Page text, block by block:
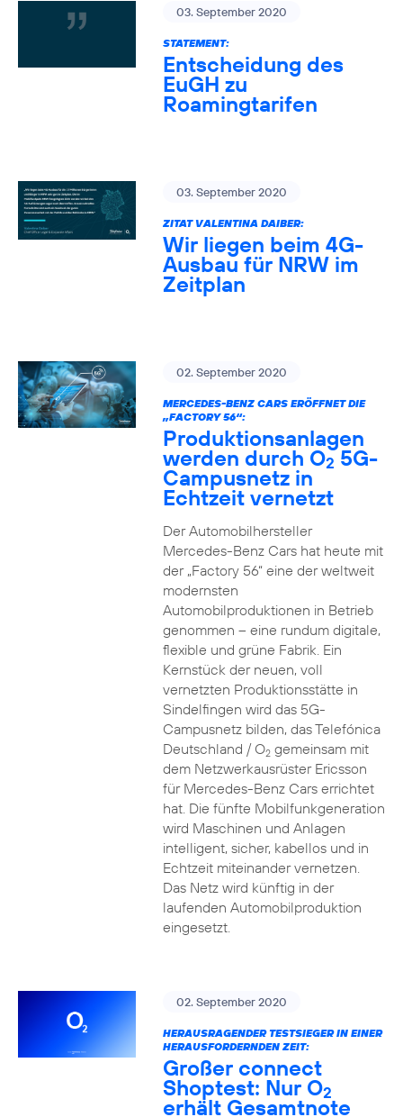
03. September 2020
STATEMENT:
Entscheidung des
EuGH zu
Roamingtarifen
03. September 2020
ZITAT VALENTINA DAIBER:
Wir liegen beim 4G-
Ausbau für NRW im
Zeitplan
02. September 2020
MERCEDES-BENZ CARS ERÖFFNET DIE
„FACTORY 56“:
Produktionsanlagen
werden durch O25G-
Campusnetz in
Echtzeit vernetzt
Der Automobilhersteller
Mercedes-Benz Cars hat heute mit
der „Factory 56“ eine der weltweit
modernsten
Automobilproduktionen in Betrieb
genommen – eine rundum digitale,
flexible und grüne Fabrik. Ein
Kernstück der neuen, voll
vernetzten Produktionsstätte in
Sindelfingen wird das 5G-
Campusnetz bilden, das Telefónica
Deutschland / O2gemeinsam mit
dem Netzwerkausrüster Ericsson
für Mercedes-Benz Cars errichtet
hat. Die fünfte Mobilfunkgeneration
wird Maschinen und Anlagen
intelligent, sicher, kabellos und in
Echtzeit miteinander vernetzen.
Das Netz wird künftig in der
laufenden Automobilproduktion
eingesetzt.
02. September 2020
HERAUSRAGENDER TESTSIEGER IN EINER
HERAUSFORDERNDEN ZEIT:
Großer connect
Shoptest: Nur O2
erhält Gesamtnote